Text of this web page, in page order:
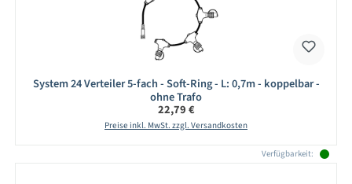
System 24 Verteiler 5-fach - Soft-Ring - L: 0,7m - koppelbar -
ohne Trafo
Regulärer Preis:
22,79 €
Preise inkl. MwSt. zzgl. Versandkosten
Verfügbarkeit: